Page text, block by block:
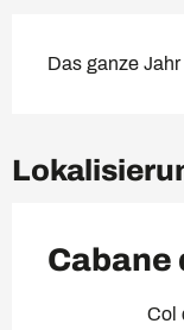
Das ganze
Cabane
Col